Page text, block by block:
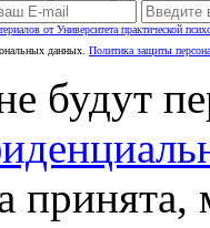
от Университета практической
данных. Политика защиты
будут